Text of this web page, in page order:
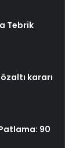
Tebrik
kararı
90